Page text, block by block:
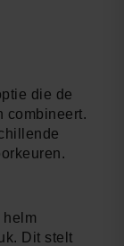
die de
combineert.
helm
Dit stelt